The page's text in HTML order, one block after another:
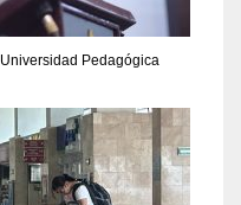
Pedagógica